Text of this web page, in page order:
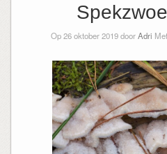
Op 26 oktober 2019 doorAdri Met